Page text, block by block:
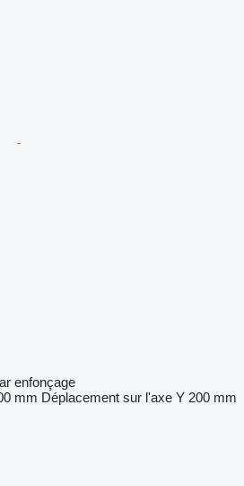
enfonçage
mm Déplacement sur l'axe Y 200 mm